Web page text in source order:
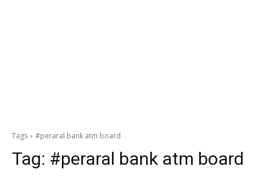
Tags #peraral bank atm board
Tag: #peraral bank atm board